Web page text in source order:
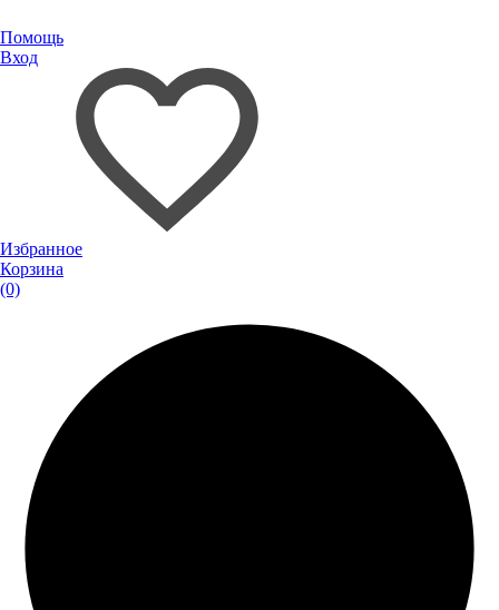
Помощь
Вход
Избранное
Корзина
(0)